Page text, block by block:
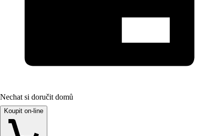
Nechat si doručit domů
Koupit on-line